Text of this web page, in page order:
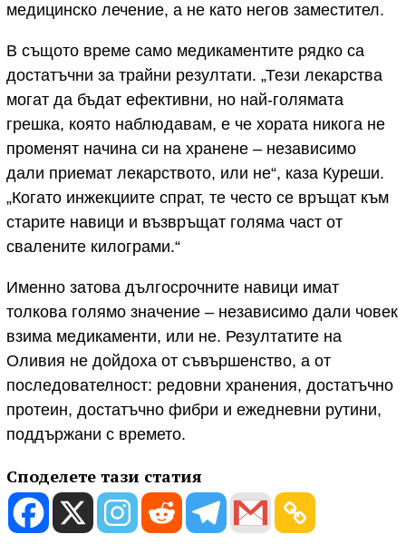
медицинско лечение, а не като негов заместител.
В същото време само медикаментите рядко са
достатъчни за трайни резултати. „Тези лекарства
могат да бъдат ефективни, но най-голямата
грешка, която наблюдавам, е че хората никога не
променят начина си на хранене – независимо
дали приемат лекарството, или не“, каза Куреши.
„Когато инжекциите спрат, те често се връщат към
старите навици и възвръщат голяма част от
свалените килограми.“
Именно затова дългосрочните навици имат
толкова голямо значение – независимо дали човек
взима медикаменти, или не. Резултатите на
Оливия не дойдоха от съвършенство, а от
последователност: редовни хранения, достатъчно
протеин, достатъчно фибри и ежедневни рутини,
поддържани с времето.
Споделете тази статия